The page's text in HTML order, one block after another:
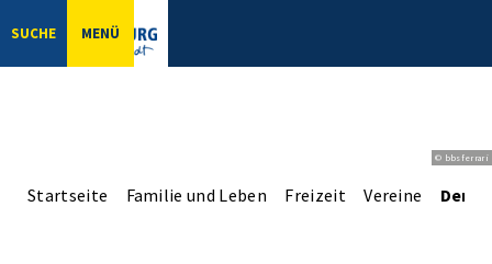
SUCHE MENÜ
© bbsferrari
Startseite Familie und Leben Freizeit Vereine Der